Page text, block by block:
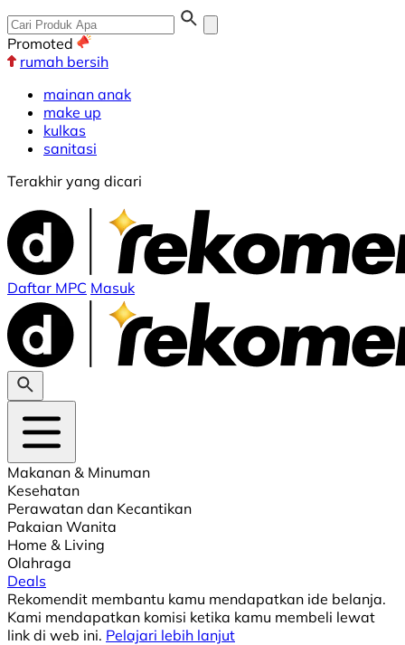
Promoted
rumah bersih
mainan anak
make up
kulkas
sanitasi
Terakhir yang dicari
Daftar MPC Masuk
Makanan & Minuman
Kesehatan
Perawatan dan Kecantikan
Pakaian Wanita
Home & Living
Olahraga
Deals
Rekomendit membantu kamu mendapatkan ide belanja.
Kami mendapatkan komisi ketika kamu membeli lewat
link di web ini. Pelajari lebih lanjut